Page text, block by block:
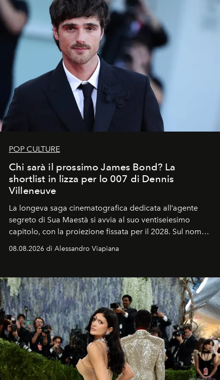
POP CULTURE
Chi sarà il prossimo James Bond? La
shortlist in lizza per lo 007 di Dennis
Villeneuve
La longeva saga cinematografica dedicata all’agente
segreto di Sua Maestà si avvia al suo ventiseiesimo
capitolo, con la proiezione fissata per il 2028. Sul nome
dell’attore chiamato a raccogliere l’eredità di Daniel
Craig, però, regna ancora il più assoluto riserbo.
08.08.2026 di Alessandro Viapiana